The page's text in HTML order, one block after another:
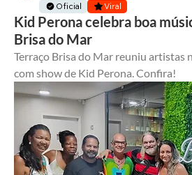
Oficial Viral
Kid Perona celebra boa
Brisa do Mar
Terraço Brisa do Mar reuniu artistas
com show de Kid Perona. Confira!